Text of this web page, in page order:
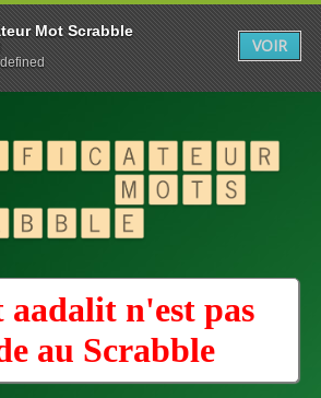
aadalit n'est pas
au Scrabble
Mot Scrabble
VOIR